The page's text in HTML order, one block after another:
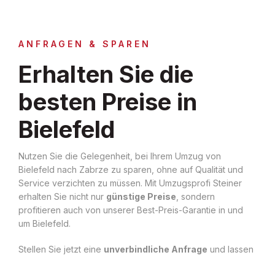
ANFRAGEN & SPAREN
Erhalten Sie die
besten Preise in
Bielefeld
Nutzen Sie die Gelegenheit, bei Ihrem Umzug von
Bielefeld nach Zabrze zu sparen, ohne auf Qualität und
Service verzichten zu müssen. Mit Umzugsprofi Steiner
erhalten Sie nicht nur günstige Preise , sondern
profitieren auch von unserer Best-Preis-Garantie in und
um Bielefeld.
Stellen Sie jetzt eine unverbindliche Anfrage und lassen